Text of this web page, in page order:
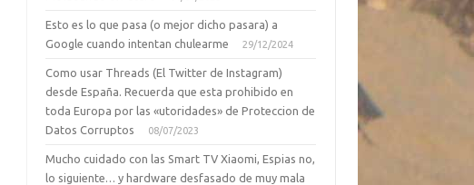
Esto es lo que pasa (o mejor dicho pasara) a
Google cuando intentan chulearme
29/12/2024
Como usar Threads (El Twitter de Instagram)
desde España. Recuerda que esta prohibido en
toda Europa por las «utoridades» de Proteccion de
Datos Corruptos
08/07/2023
Mucho cuidado con las Smart TV Xiaomi, Espias no,
lo siguiente… y hardware desfasado de muy mala